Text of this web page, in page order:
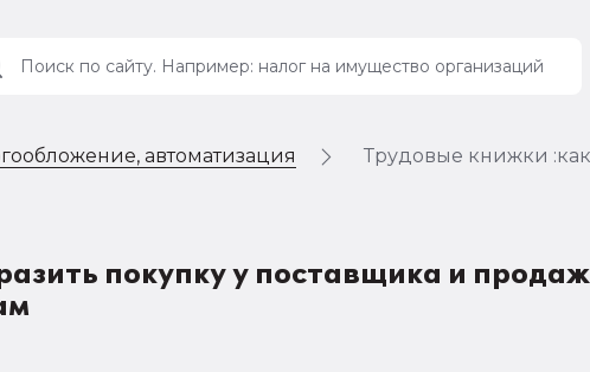
автоматизация
Трудовые книжки
покупку у поставщика и